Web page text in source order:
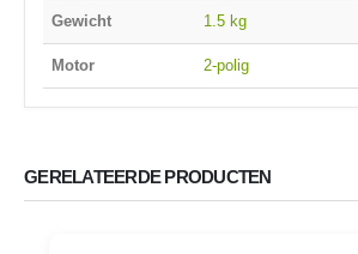
Gewicht 1.5 kg
Motor 2-polig
GERELATEERDE PRODUCTEN